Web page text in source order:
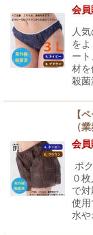
会
人
を
ー
材
殺
【
（
会
ボ
０
で
使用
水